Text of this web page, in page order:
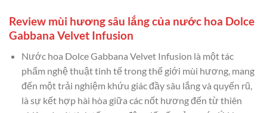
Review mùi hương sâu lắng của nước hoa Dolce
Gabbana Velvet Infusion
Nước hoa Dolce Gabbana Velvet Infusion là một tác
phẩm nghệ thuật tinh tế trong thế giới mùi hương, mang
đến một trải nghiệm khứu giác đầy sâu lắng và quyến rũ,
là sự kết hợp hài hòa giữa các nốt hương đến từ thiên